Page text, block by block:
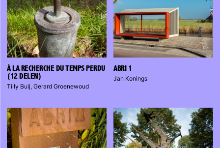
À LA RECHERCHE DU TEMPS PERDU
(12 DELEN)
Tilly Buij, Gerard Groenewoud
ABRI 1
Jan Konings